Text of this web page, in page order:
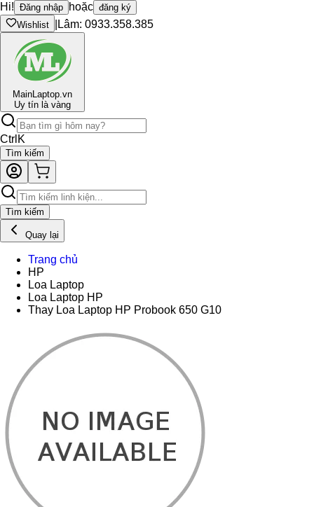
Hi! Đăng nhập hoặc đăng ký
Wishlist
Lâm: 0933.358.385
MainLaptop.vn
Uy tín là vàng
Ctrl K
Tìm kiếm
Tìm kiếm
Quay lại
Trang chủ
HP
Loa Laptop
Loa Laptop HP
Thay Loa Laptop HP Probook 650 G10